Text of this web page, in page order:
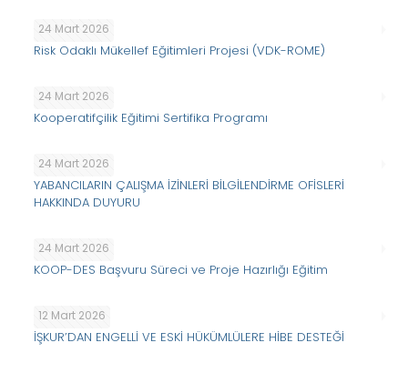
24 Mart 2026
Risk Odaklı Mükellef Eğitimleri Projesi (VDK-ROME)
24 Mart 2026
Kooperatifçilik Eğitimi Sertifika Programı
24 Mart 2026
YABANCILARIN ÇALIŞMA İZİNLERİ BİLGİLENDİRME OFİSLERİ
HAKKINDA DUYURU
24 Mart 2026
KOOP-DES Başvuru Süreci ve Proje Hazırlığı Eğitim
12 Mart 2026
İŞKUR’DAN ENGELLİ VE ESKİ HÜKÜMLÜLERE HİBE DESTEĞİ